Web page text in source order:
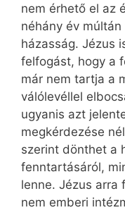
nem érhető el az
néhány év
házasság. Jézus
felfogást, hogy a
már nem tartja a
válólevéllel
ugyanis azt
megkérdezése
szerint dönthet a
fenntartásáról,
lenne. Jézus arra
nem emberi